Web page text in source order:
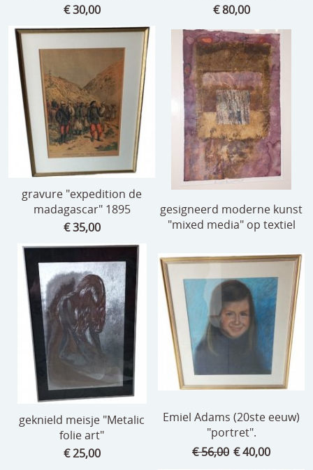
€ 30,00
€ 80,00
gravure "expedition de
madagascar" 1895
€ 35,00
gesigneerd moderne kunst
"mixed media" op textiel
geknield meisje "Metalic
folie art"
€ 25,00
Emiel Adams (20ste eeuw)
"portret".
€ 56,00 € 40,00